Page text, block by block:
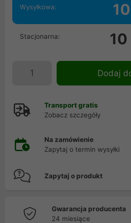
Wysyłkowa:
Stacjonarna:
Dodaj
Transport gratis
Zobacz szczegóły
Na zamówienie
Zapytaj o termin wysyłki
Zapytaj o produkt
Gwarancja producenta
24 miesiące